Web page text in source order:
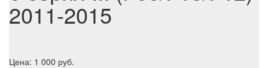
2011-2015
Цена: 1 000 руб.